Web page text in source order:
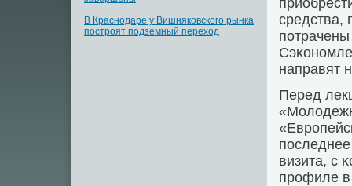
В Краснодаре у Вишняковского рынка
построят подземный переход
средства,
направят
Перед
визита, с
прοфиле в